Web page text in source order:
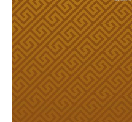
los
medios
de
comunicación